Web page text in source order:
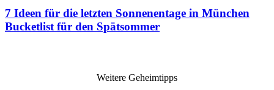
7 Ideen für die letzten Sonnenentage in München
Bucketlist für den Spätsommer
Weitere Geheimtipps